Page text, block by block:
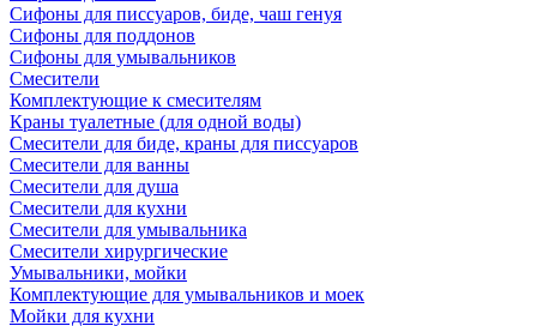
Сифоны для писсуаров, биде, чаш генуя
Сифоны для поддонов
Сифоны для умывальников
Смесители
Комплектующие к смесителям
Краны туалетные (для одной воды)
Смесители для биде, краны для писсуаров
Смесители для ванны
Смесители для душа
Смесители для кухни
Смесители для умывальника
Смесители хирургические
Умывальники, мойки
Комплектующие для умывальников и моек
Мойки для кухни